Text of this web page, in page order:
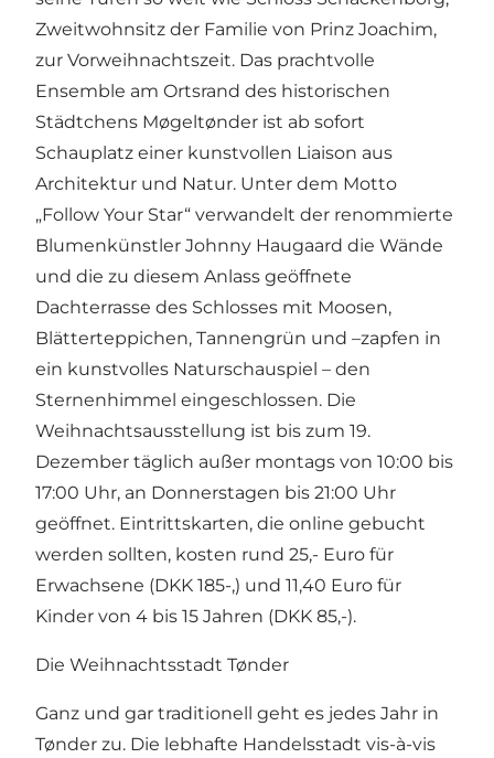
Zweitwohnsitz der Familie von Prinz Joachim,
zur Vorweihnachtszeit. Das prachtvolle
Ensemble am Ortsrand des historischen
Städtchens Møgeltønder ist ab sofort
Schauplatz einer kunstvollen Liaison aus
Architektur und Natur. Unter dem Motto
„Follow Your Star“ verwandelt der renommierte
Blumenkünstler Johnny Haugaard die Wände
und die zu diesem Anlass geöffnete
Dachterrasse des Schlosses mit Moosen,
Blätterteppichen, Tannengrün und –zapfen in
ein kunstvolles Naturschauspiel – den
Sternenhimmel eingeschlossen. Die
Weihnachtsausstellung ist bis zum 19.
Dezember täglich außer montags von 10:00 bis
17:00 Uhr, an Donnerstagen bis 21:00 Uhr
geöffnet. Eintrittskarten, die online gebucht
werden sollten, kosten rund 25,- Euro für
Erwachsene (DKK 185-,) und 11,40 Euro für
Kinder von 4 bis 15 Jahren (DKK 85,-).
Die Weihnachtsstadt Tønder
Ganz und gar traditionell geht es jedes Jahr in
Tønder zu. Die lebhafte Handelsstadt vis-à-vis